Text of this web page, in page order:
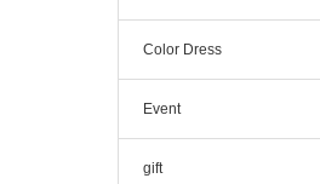
Color Dress
Event
gift